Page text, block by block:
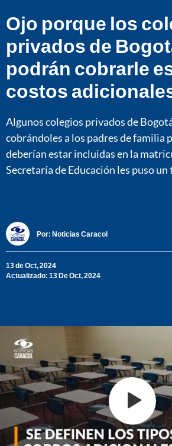
Ojo porque los
privados de
podrán cobrarle
costos
Algunos colegios privados de
cobrándoles a los padres de familia
deberían estar incluidas en la
Secretaría de Educación les puso
Por: Noticias Caracol
13 de Oct, 2024
Actualizado: 13 De Oct, 2024